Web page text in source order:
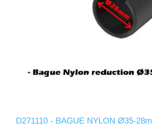
D271110 - BAGUE NYLON Ø35-